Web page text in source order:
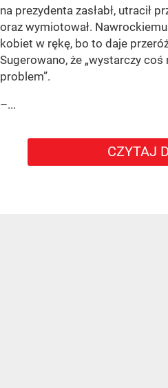
na prezydenta zasłabł, utracił
oraz wymiotował. Nawrockiemu
kobiet w rękę, bo to daje
Sugerowano, że „wystarczy
problem”.
–...
CZYTAJ